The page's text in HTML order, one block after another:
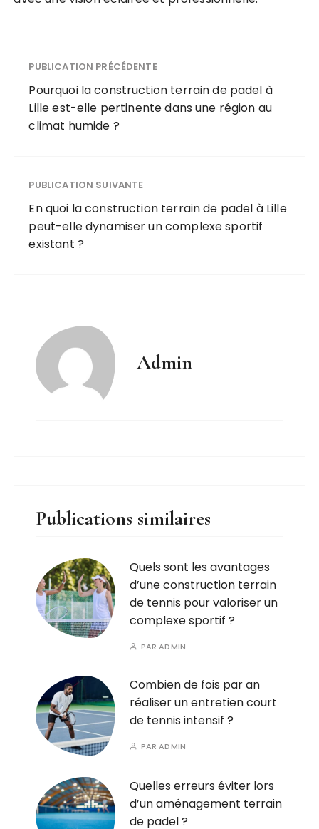
PUBLICATION PRÉCÉDENTE
Pourquoi la construction terrain de padel à
Lille est-elle pertinente dans une région au
climat humide ?
PUBLICATION SUIVANTE
En quoi la construction terrain de padel à Lille
peut-elle dynamiser un complexe sportif
existant ?
Admin
Publications similaires
Quels sont les avantages
d’une construction terrain
de tennis pour valoriser un
complexe sportif ?
PARADMIN
Combien de fois par an
réaliser un entretien court
de tennis intensif ?
PARADMIN
Quelles erreurs éviter lors
d’un aménagement terrain
de padel ?